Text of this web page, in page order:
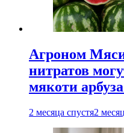
Агроном
нитратов
мякоти
2 месяца спустя2